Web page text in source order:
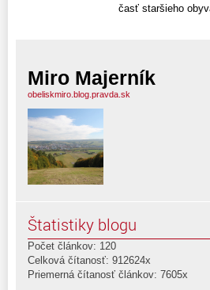
časť staršieho
Miro Majerník
obeliskmiro.blog.pravda.sk
Štatistiky blogu
Počet článkov: 120
Celková čítanosť: 912624x
Priemerná čítanosť článkov: 7605x